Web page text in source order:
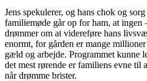
Jens spekulerer, og hans chok og
familiemøde går op for ham, at ingen
drømmer om at videreføre hans
enormt, for gården er mange
gæld og arbejde. Programmet kunne
det mest rørende er familiens evne til
når drømme brister.